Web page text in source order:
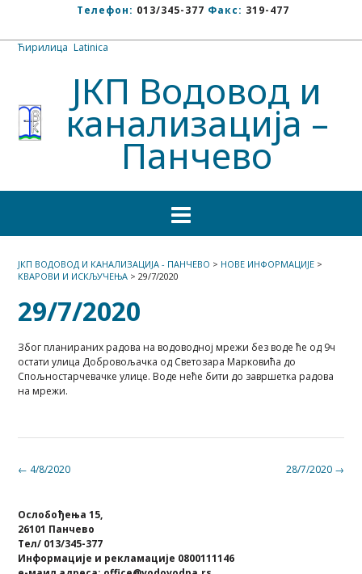
Телефон: 013/345-377 Факс: 319-477
Ћирилица Latinica
ЈКП Водовод и
канализација –
Панчево
ЈКП ВОДОВОД И КАНАЛИЗАЦИЈА - ПАНЧЕВО > НОВЕ ИНФОРМАЦИЈЕ >
КВАРОВИ И ИСКЉУЧЕЊА > 29/7/2020
29/7/2020
Због планираних радова на водоводној мрежи без воде ће од 9ч
остати улица Добровољачка од Светозара Марковића до
Спољностарчевачке улице. Воде неће бити до завршетка радова
на мрежи.
Post 28/7/2020 →
← 4/8/2020
Ослобођења 15,
26101 Панчево
Тел/ 013/345-377
Информације и рекламације 0800111146